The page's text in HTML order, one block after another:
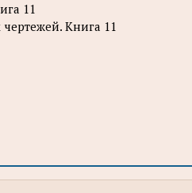
11
Книга 11